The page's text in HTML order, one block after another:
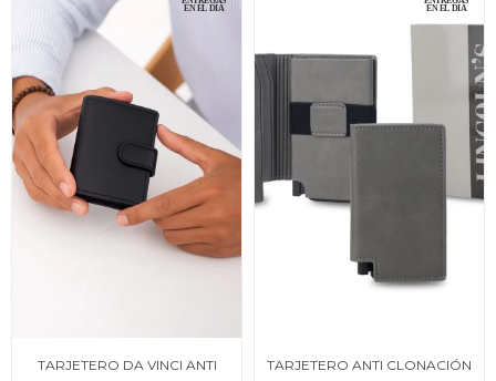
TARJETERO DA VINCI ANTI
TARJETERO ANTI CLONACIÓN